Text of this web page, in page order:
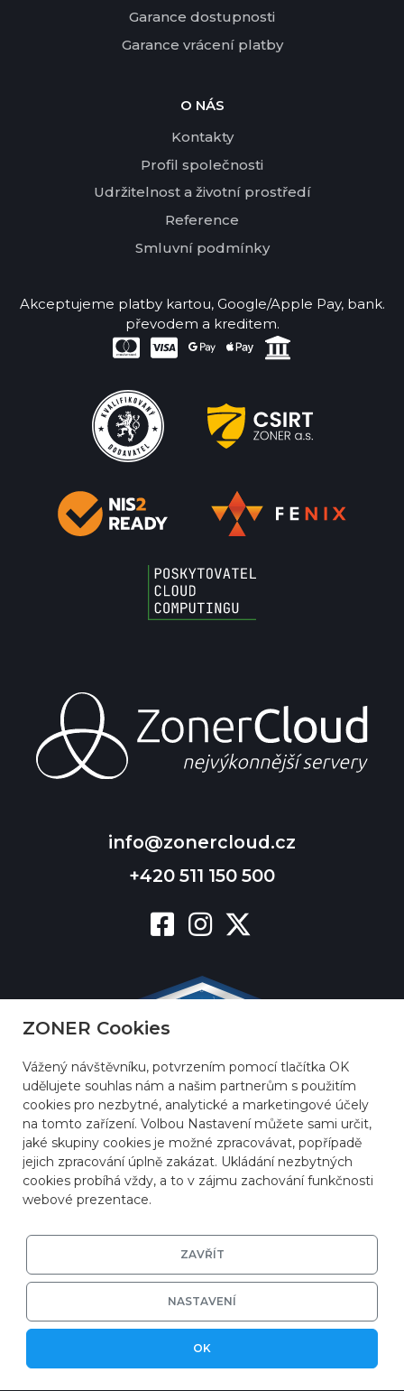
info@zonercloud.cz
+420 511 150 500
Garance dostupnosti
Garance vrácení platby
O NÁS
Kontakty
Profil společnosti
Udržitelnost a životní prostředí
Reference
Smluvní podmínky
Akceptujeme platby kartou, Google/Apple Pay, bank.
převodem a kreditem.
© 2026ZONER a.s.|EFRR|Ochrana soukromí
Nastavení cookies
ZONER Cookies
Vážený návštěvníku, potvrzením pomocí tlačítka OK
udělujete souhlas nám a našim partnerům s použitím
cookies pro nezbytné, analytické a marketingové účely
na tomto zařízení. Volbou Nastavení můžete sami určit,
jaké skupiny cookies je možné zpracovávat, popřípadě
jejich zpracování úplně zakázat. Ukládání nezbytných
cookies probíhá vždy, a to v zájmu zachování funkčnosti
webové prezentace.
ZAVŘÍT
NASTAVENÍ
OK